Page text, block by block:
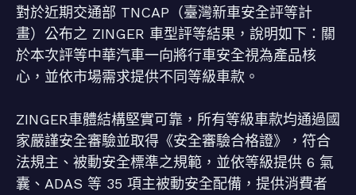
對於近期交通部 TNCAP（臺灣新車安全評等計
畫）公布之 ZINGER 車型評等結果，說明如下：關
於本次評等中華汽車一向將行車安全視為產品核
心，並依市場需求提供不同等級車款。
ZINGER車體結構堅實可靠，所有等級車款均通過國
家嚴謹安全審驗並取得《安全審驗合格證》，符合
法規主、被動安全標準之規範，並依等級提供 6 氣
囊、ADAS 等 35 項主被動安全配備，提供消費者